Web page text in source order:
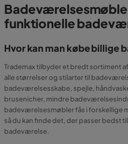
funktionelle
Hvor kan man købe billige
Trademax tilbyder et bredt sortiment
alle størrelser og stilarter til
badeværelsesskabe, spejle,
brusenicher, mindre
badeværelsesmøbler fås i forskellige
så du kan finde det, der passer bedst
badeværelse.